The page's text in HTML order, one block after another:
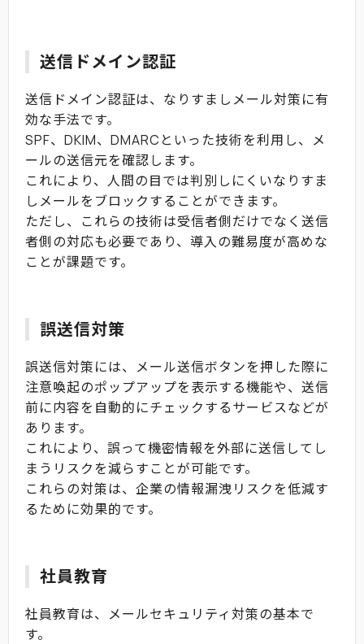
送信ドメイン認証
送信ドメイン認証は、なりすましメール対策に有
効な手法です。
SPF、DKIM、DMARCといった技術を利用し、メ
ールの送信元を確認します。
これにより、人間の目では判別しにくいなりすま
しメールをブロックすることができます。
ただし、これらの技術は受信者側だけでなく送信
者側の対応も必要であり、導入の難易度が高めな
ことが課題です。
誤送信対策
誤送信対策には、メール送信ボタンを押した際に
注意喚起のポップアップを表示する機能や、送信
前に内容を自動的にチェックするサービスなどが
あります。
これにより、誤って機密情報を外部に送信してし
まうリスクを減らすことが可能です。
これらの対策は、企業の情報漏洩リスクを低減す
るために効果的です。
社員教育
社員教育は、メールセキュリティ対策の基本で
す。